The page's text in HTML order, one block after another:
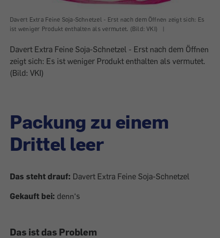
Davert Extra Feine Soja-Schnetzel - Erst nach dem Öffnen zeigt sich: Es
ist weniger Produkt enthalten als vermutet. (Bild: VKI)
|
Davert Extra Feine Soja-Schnetzel - Erst nach dem Öffnen
zeigt sich: Es ist weniger Produkt enthalten als vermutet.
(Bild: VKI)
Packung zu einem
Drittel leer
Das steht drauf: Davert Extra Feine Soja-Schnetzel
Gekauft bei: denn‘s
Das ist das Problem